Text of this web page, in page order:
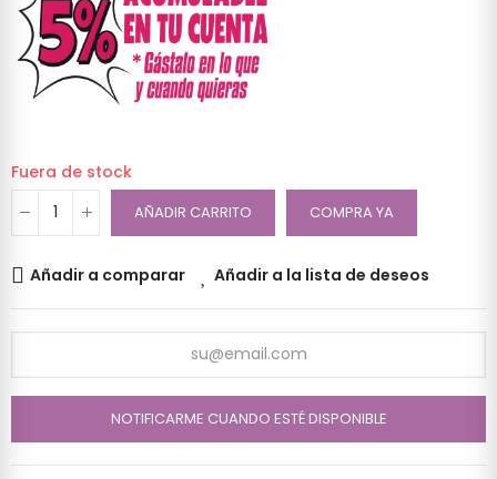
Fuera de stock
AÑADIR CARRITO COMPRA YA
Añadir a comparar Añadir a la lista de deseos
NOTIFICARME CUANDO ESTÉ DISPONIBLE